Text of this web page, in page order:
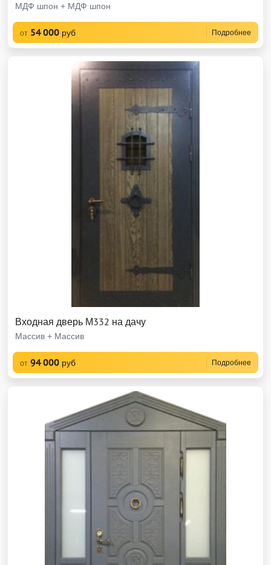
МДФ шпон + МДФ шпон
от 54 000 руб Подробнее
Входная дверь М332 на дачу
Массив + Массив
от 94 000 руб Подробнее